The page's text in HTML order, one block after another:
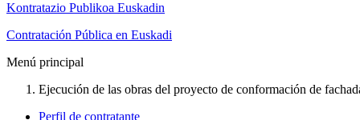
Kontratazio Publikoa Euskadin
Contratación Pública en Euskadi
Menú principal
Ejecución de las obras del proyecto de conformación de
Perfil de contratante